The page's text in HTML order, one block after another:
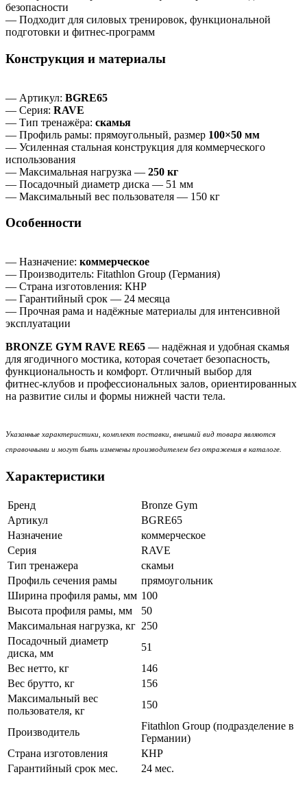
безопасности
— Подходит для силовых тренировок, функциональной
подготовки и фитнес‑программ
Конструкция и материалы
— Артикул: BGRE65
— Серия: RAVE
— Тип тренажёра: скамья
— Профиль рамы: прямоугольный, размер 100×50 мм
— Усиленная стальная конструкция для коммерческого
использования
— Максимальная нагрузка — 250 кг
— Посадочный диаметр диска — 51 мм
— Максимальный вес пользователя — 150 кг
Особенности
— Назначение: коммерческое
— Производитель: Fitathlon Group (Германия)
— Страна изготовления: КНР
— Гарантийный срок — 24 месяца
— Прочная рама и надёжные материалы для интенсивной
эксплуатации
BRONZE GYM RAVE RE65 — надёжная и удобная скамья
для ягодичного мостика, которая сочетает безопасность,
функциональность и комфорт. Отличный выбор для
фитнес‑клубов и профессиональных залов, ориентированных
на развитие силы и формы нижней части тела.
Указанные характеристики, комплект поставки, внешний вид товара являются
справочными и могут быть изменены производителем без отражения в каталоге.
Характеристики
Бренд
Bronze Gym
Артикул
BGRE65
Назначение
коммерческое
Серия
RAVE
Тип тренажера
скамьи
Профиль сечения рамы
прямоугольник
Ширина профиля рамы, мм 100
Высота профиля рамы, мм
50
Максимальная нагрузка, кг 250
Посадочный диаметр
диска, мм
51
Вес нетто, кг
146
Вес брутто, кг
156
Максимальный вес
пользователя, кг
150
Производитель
Fitathlon Group (подразделение в
Германии)
Страна изготовления
КНР
Гарантийный срок мес.
24 мес.